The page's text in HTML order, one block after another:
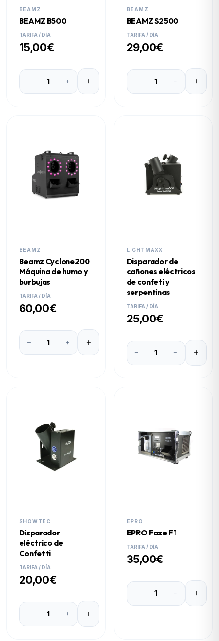
BEAMZ
BEAMZ B500
TARIFA / DÍA
15,00€
BEAMZ
BEAMZ S2500
TARIFA / DÍA
29,00€
BEAMZ
Beamz Cyclone200
Máquina de humo y
burbujas
TARIFA / DÍA
60,00€
LIGHTMAXX
Disparador de
cañones eléctricos
de confeti y
serpentinas
TARIFA / DÍA
25,00€
SHOWTEC
Disparador
eléctrico de
Confetti
TARIFA / DÍA
20,00€
EPRO
EPRO Faze F1
TARIFA / DÍA
35,00€